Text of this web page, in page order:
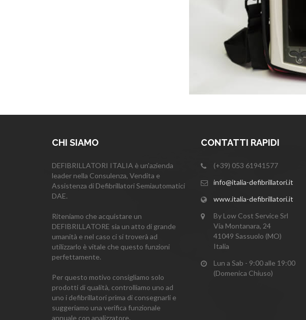
CHI SIAMO
DEFIBRILLATORI ITALIA è un'azienda
leader nella Consulenza, Vendita e
Assistenza di Defibrillatori Semiautomatici
DAE.
Riteniamo che acquistare un
DEFIBRILLATORE sia un atto di grande
umanità e nel caso ci si troverà ad
utilizzarlo è vitale che questo funzioni
perfettamente.
Per questo motivo consigliamo solo
prodotti di qualità, controlliamo uno ad
uno i defibrillatori prima di consegnarli e
suggeriamo una verifica funzionale
annuale con analizzatore.
CONTATTI RAPIDI
(+39) 053 61941577
info@italia-defibrillatori.it
www.italia-defibrillatori.it
By Low Cost Service Srl
Via Montanara, 24
41049 Sassuolo (MO)
Italia
Lun a Sab - 9:00 alle 19:00
(Domenica Chiuso)